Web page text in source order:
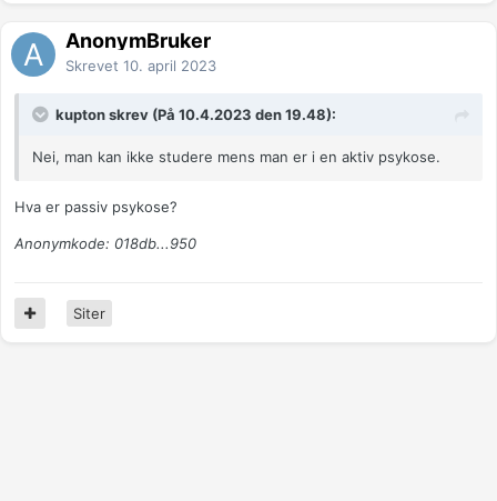
AnonymBruker
Skrevet 10. april 2023
kupton skrev (På 10.4.2023 den 19.48):
Nei, man kan ikke studere mens man er i en aktiv psykose.
Hva er passiv psykose?
Anonymkode: 018db...950
Siter